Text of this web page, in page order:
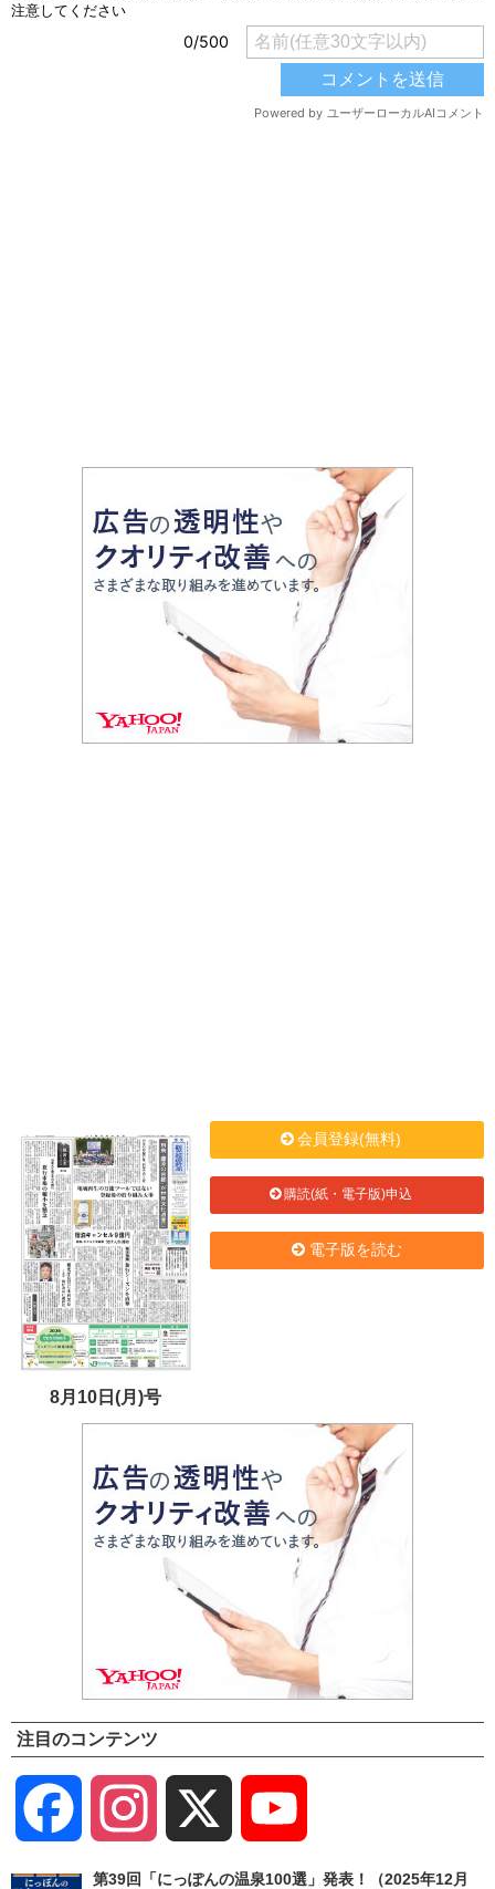
8月10日(月)号
会員登録(無料)
購読(紙・電子版)申込
電子版を読む
注目のコンテンツ
Facebook Instagram
Channel
第39回「にっぽんの温泉100選」発表！（2025年12月